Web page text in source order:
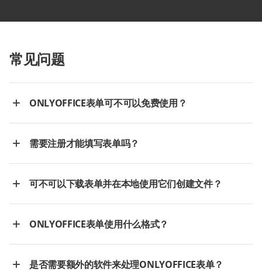
常见问题
ONLYOFFICE表单可不可以免费使用？
需要注册才能填写表单吗？
可不可以下载表单并在本地使用它们创建文件？
ONLYOFFICE表单使用什么格式？
是否需要额外的软件来处理ONLYOFFICE表单？